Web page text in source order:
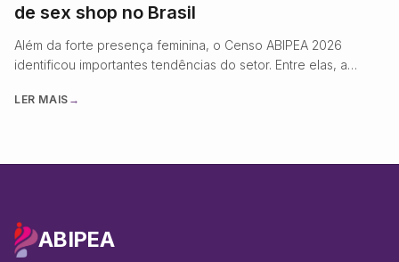
de sex shop no Brasil
Além da forte presença feminina, o Censo ABIPEA 2026
identificou importantes tendências do setor. Entre elas, a
LER MAIS →
ABIPEA